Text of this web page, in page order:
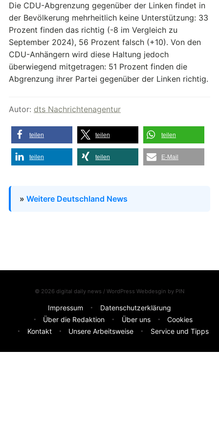
Die CDU-Abgrenzung gegenüber der Linken findet in
der Bevölkerung mehrheitlich keine Unterstützung: 33
Prozent finden das richtig (-8 im Vergleich zu
September 2024), 56 Prozent falsch (+10). Von den
CDU-Anhängern wird diese Haltung jedoch
überwiegend mitgetragen: 51 Prozent finden die
Abgrenzung ihrer Partei gegenüber der Linken richtig.
Autor: dts Nachrichtenagentur
teilen teilen teilen
teilen teilen E-Mail
» Weitere Deutschland News
© 2026 digital daily news / WordPress Webdesgin by PIN
Impressum
Datenschutzerklärung
Über die Redaktion
Über uns
Cookies
Kontakt
Unsere Arbeitsweise Service und Tipps